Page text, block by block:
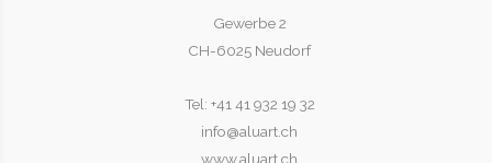
Gewerbe 2
CH-6025 Neudorf
Tel: +41 41 932 19 32
info@aluart.ch
www.aluart.ch